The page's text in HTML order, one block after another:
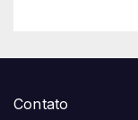
Contato